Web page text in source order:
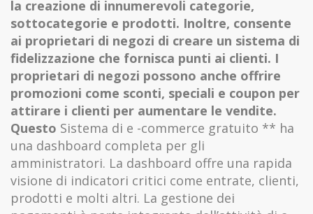
la creazione di innumerevoli categorie,
sottocategorie e prodotti. Inoltre, consente
ai proprietari di negozi di creare un sistema di
fidelizzazione che fornisca punti ai clienti. I
proprietari di negozi possono anche offrire
promozioni come sconti, speciali e coupon per
attirare i clienti per aumentare le vendite.
Questo Sistema di e -commerce gratuito ** ha
una dashboard completa per gli
amministratori. La dashboard offre una rapida
visione di indicatori critici come entrate, clienti,
prodotti e molti altri. La gestione dei